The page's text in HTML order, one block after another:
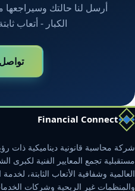
أرسل لنا حالتك وسيراجعها
الكبار - أتعاب
Financial Connect
شركة محاسبة قانونية ديناميكية ذات
مستقبلية تجمع المعايير الفنية لكبرى
العالمية وشفافية الأتعاب الثابتة،
والمنظمات غير الربحية وشركات